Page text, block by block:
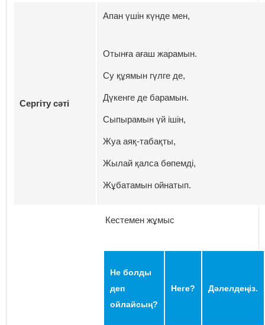
Сергіту сәті
Апан үшін күнде мен,
Отынға ағаш жарамын.
Су құямын гүлге де,
Дүкенге де барамын.
Сыпырамын үй ішін,
Жуа аяқ-табақты,
Жылай қалса бөпемді,
Жұбатамын ойнатып.
Кестемен жұмыс
Не болды
деп
ойлайсың?
Неге? Дәлелдеңіз.